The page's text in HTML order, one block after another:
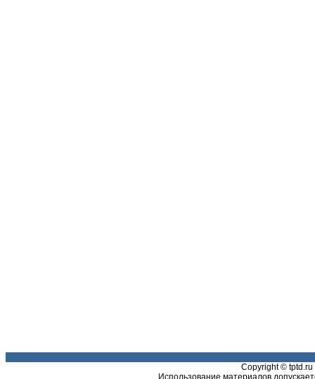
Copyright ©
Использование материалов